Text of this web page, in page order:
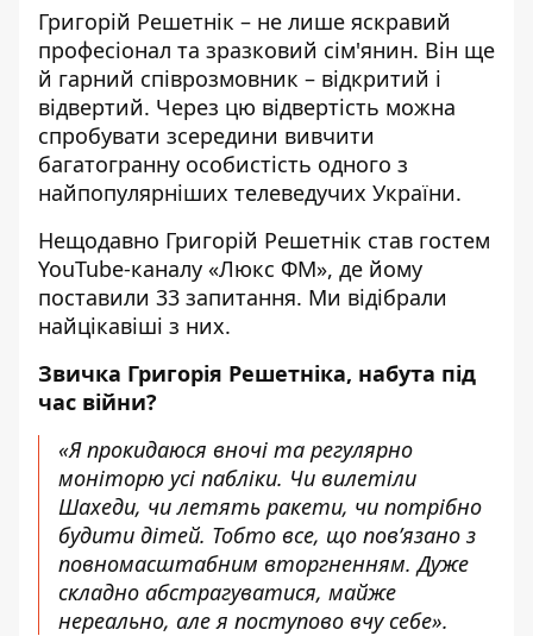
Григорій Решетнік – не лише яскравий
професіонал та зразковий сім'янин. Він ще
й гарний співрозмовник – відкритий і
відвертий. Через цю відвертість можна
спробувати зсередини вивчити
багатогранну особистість одного з
найпопулярніших телеведучих України.
Нещодавно Григорій Решетнік став гостем
YouTube-каналу «Люкс ФМ», де йому
поставили 33 запитання. Ми відібрали
найцікавіші з них.
Звичка Григорія Решетніка, набута під
час війни?
«Я прокидаюся вночі та регулярно
моніторю усі пабліки. Чи вилетіли
Шахеди, чи летять ракети, чи потрібно
будити дітей. Тобто все, що пов’язано з
повномасштабним вторгненням. Дуже
складно абстрагуватися, майже
нереально, але я поступово вчу себе».